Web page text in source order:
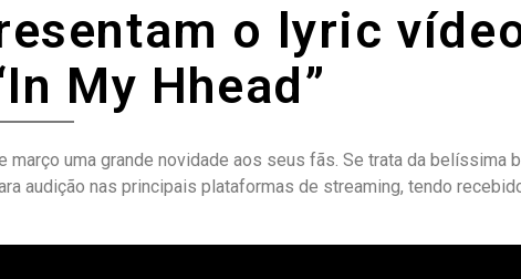
o lyric
My Hhead”
uma grande novidade aos seus fãs. Se trata da belíssima
audição nas principais plataformas de streaming, tendo